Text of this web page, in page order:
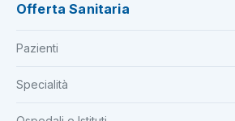
Offerta Sanitaria
Pazienti
Specialità